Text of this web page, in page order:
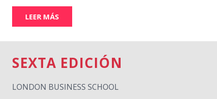
LEER MÁS
SEXTA EDICIÓN
LONDON BUSINESS SCHOOL